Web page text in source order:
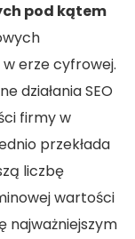
pod kątem
erze cyfrowej.
działania SEO
firmy w
przekłada
liczbę
wartości
najważniejszym